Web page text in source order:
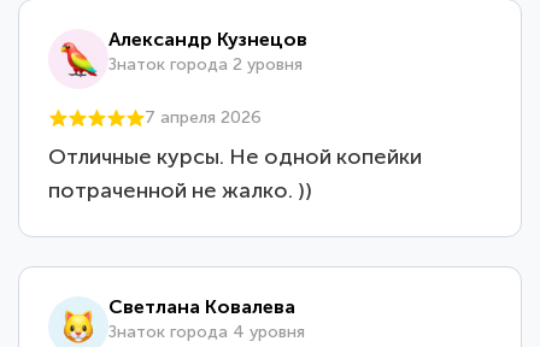
Александр Кузнецов
Знаток города 2 уровня
7 апреля 2026
Отличные курсы. Не одной копейки
потраченной не жалко. ))
Светлана Ковалева
Знаток города 4 уровня